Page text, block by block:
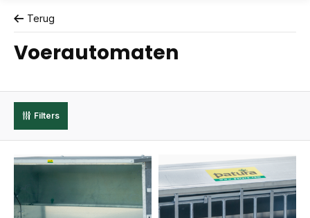
Terug
Voerautomaten
Filters